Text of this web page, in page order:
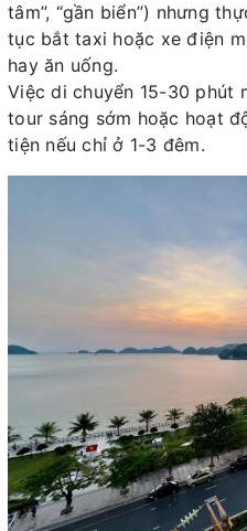
tâm”, “gần biển”) nhưng
tục bắt taxi hoặc xe điện
hay ăn uống.
Việc di chuyển 15-30 phút
tour sáng sớm hoặc hoạt
tiện nếu chỉ ở 1-3 đêm.